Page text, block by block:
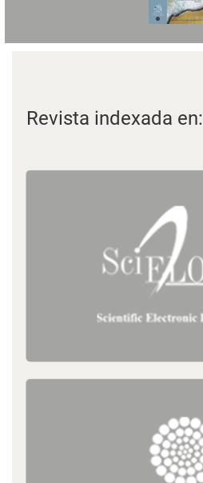
Revista indexada en: